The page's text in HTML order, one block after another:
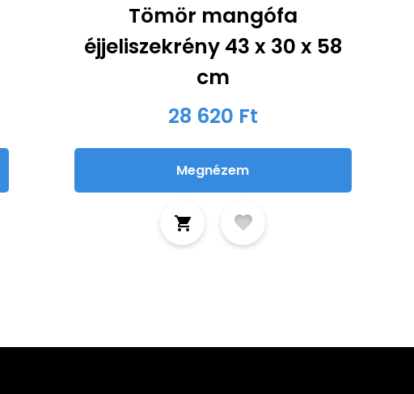
Tömör mangófa
éjjeliszekrény 43 x 30 x 58
cm
28 620 Ft
Megnézem